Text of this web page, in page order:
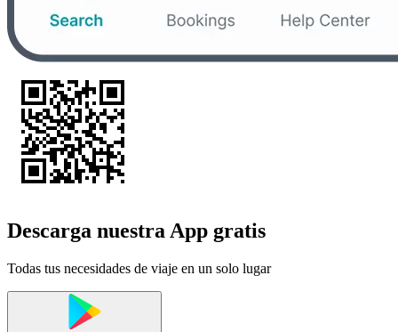
Descarga nuestra App gratis
Todas tus necesidades de viaje en un solo lugar